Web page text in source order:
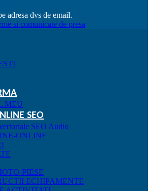
adresa dvs de email.
si comunicate de presa
MEU
SEO
SEO Audio
ONLINE
PIESE
ECHIPAMENTE